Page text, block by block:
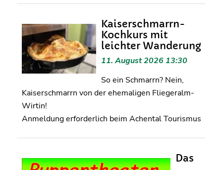
Kaiserschmarrn-
Kochkurs mit
leichter Wanderung
11. August 2026 13:30
So ein Schmarrn? Nein,
Kaiserschmarrn von der ehemaligen Fliegeralm-
Wirtin!
Anmeldung erforderlich beim Achental Tourismus
Das